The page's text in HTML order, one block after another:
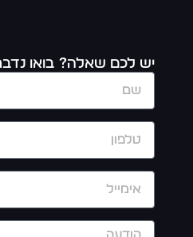
יש לכם שאלה? בואו נדבר